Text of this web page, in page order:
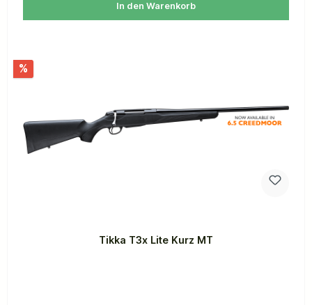
In den Warenkorb
%
Tikka T3x Lite Kurz MT